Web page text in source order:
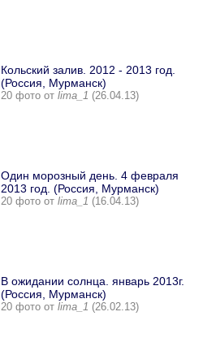
Кольский залив. 2012 - 2013 год.
(Россия, Мурманск)
20 фото от lima_1 (26.04.13)
Один морозный день. 4 февраля
2013 год. (Россия, Мурманск)
20 фото от lima_1 (16.04.13)
В ожидании солнца. январь 2013г.
(Россия, Мурманск)
20 фото от lima_1 (26.02.13)